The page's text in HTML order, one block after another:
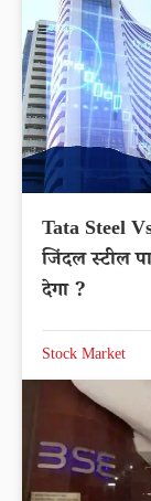
Tata Steel
जिंदल स्टील
देगा ?
Stock Market